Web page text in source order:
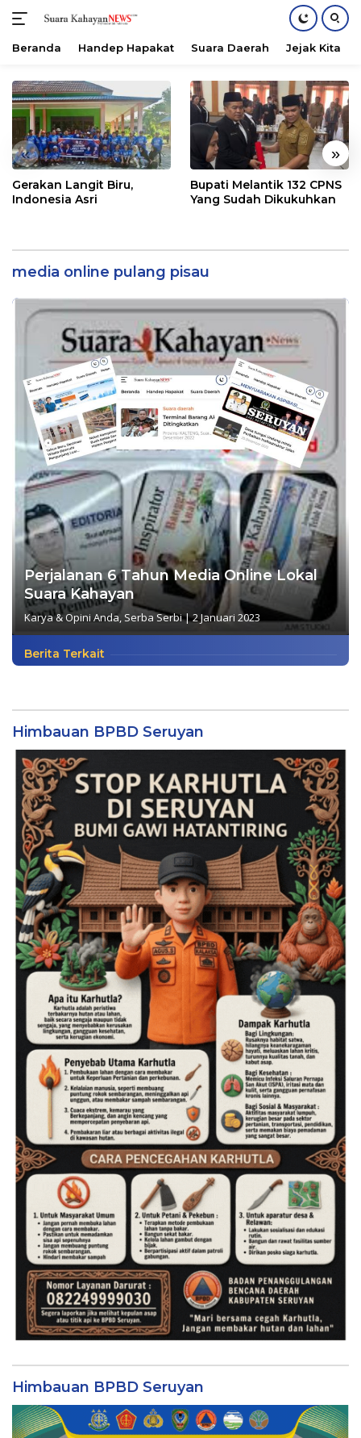
konten
Beranda Handep Hapakat Suara Daerah Jejak Kita
« »
Gerakan Langit Biru,
Indonesia Asri
Bupati Melantik 132 CPNS
Yang Sudah Dikukuhkan
media online pulang pisau
Perjalanan 6 Tahun Media Online Lokal
Suara Kahayan
Karya & Opini Anda, Serba Serbi|2 Januari 2023
Berita Terkait
Himbauan BPBD Seruyan
Himbauan BPBD Seruyan